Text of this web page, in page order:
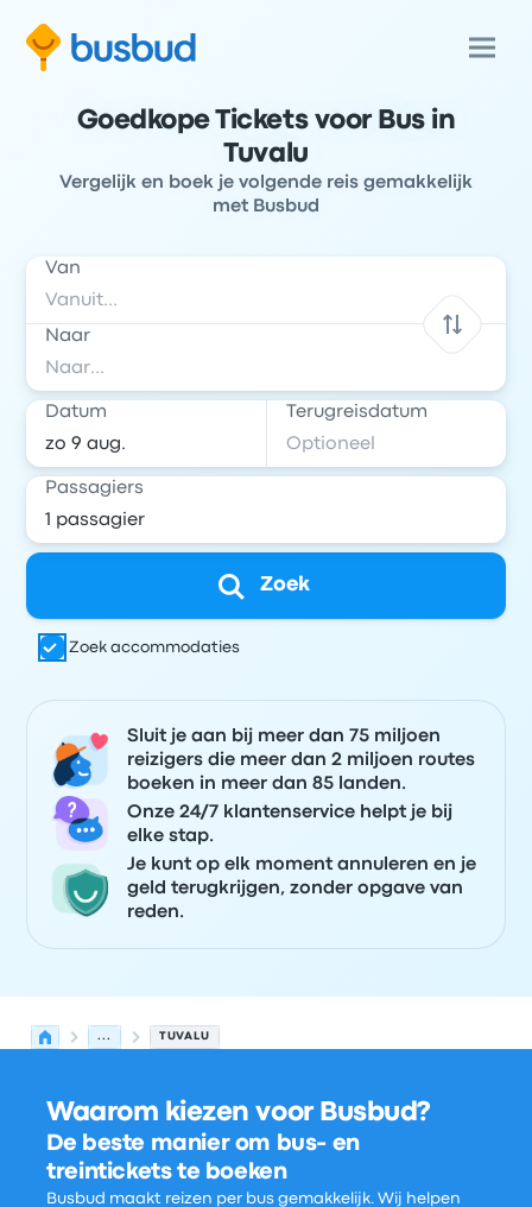
Goedkope Tickets voor Bus in
Tuvalu
Vergelijk en boek je volgende reis gemakkelijk
met Busbud
Van
Naar
Datum Terugreisdatum
Passagiers
Zoek
Zoek accommodaties
Sluit je aan bij meer dan 75 miljoen
reizigers die meer dan 2 miljoen routes
boeken in meer dan 85 landen.
Onze 24/7 klantenservice helpt je bij
elke stap.
Je kunt op elk moment annuleren en je
geld terugkrijgen, zonder opgave van
reden.
... TUVALU
Waarom kiezen voor Busbud?
De beste manier om bus- en
treintickets te boeken
Busbud maakt reizen per bus gemakkelijk. Wij helpen